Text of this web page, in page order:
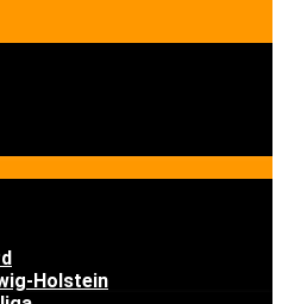
Holstein